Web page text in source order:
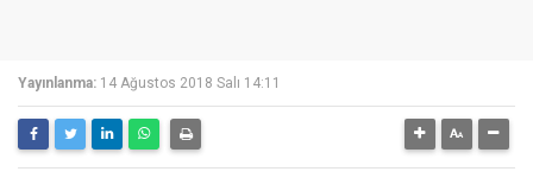
Yayınlanma: 14 Ağustos 2018 Salı 14:11